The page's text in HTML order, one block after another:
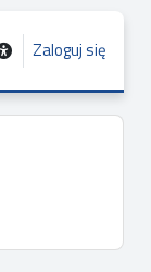
Zaloguj się